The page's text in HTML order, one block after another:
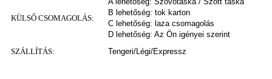
KÜLSŐ CSOMAGOLÁS:
B lehetőség: tok karton
C lehetőség: laza csomagolás
D lehetőség: Az Ön igényei szerint
SZÁLLÍTÁS:
Tengeri/Légi/Expressz